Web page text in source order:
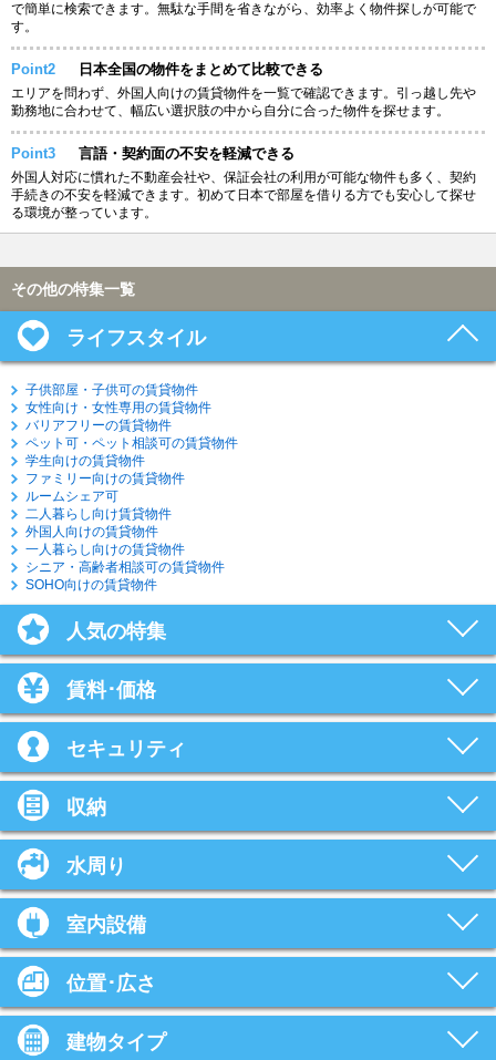
で簡単に検索できます。無駄な手間を省きながら、効率よく物件探しが可能で
す。
Point2 日本全国の物件をまとめて比較できる
エリアを問わず、外国人向けの賃貸物件を一覧で確認できます。引っ越し先や
勤務地に合わせて、幅広い選択肢の中から自分に合った物件を探せます。
Point3 言語・契約面の不安を軽減できる
外国人対応に慣れた不動産会社や、保証会社の利用が可能な物件も多く、契約
手続きの不安を軽減できます。初めて日本で部屋を借りる方でも安心して探せ
る環境が整っています。
その他の特集一覧
ライフスタイル
子供部屋・子供可の賃貸物件
女性向け・女性専用の賃貸物件
バリアフリーの賃貸物件
ペット可・ペット相談可の賃貸物件
学生向けの賃貸物件
ファミリー向けの賃貸物件
ルームシェア可
二人暮らし向け賃貸物件
外国人向けの賃貸物件
一人暮らし向けの賃貸物件
シニア・高齢者相談可の賃貸物件
SOHO向けの賃貸物件
人気の特集
賃料･価格
セキュリティ
収納
水周り
室内設備
位置･広さ
建物タイプ